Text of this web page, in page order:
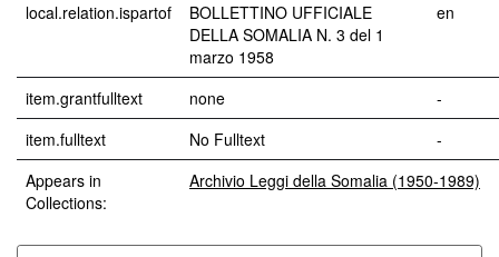
local.relation.ispartof
BOLLETTINO UFFICIALE
DELLA SOMALIA N. 3 del 1
marzo 1958
en
item.grantfulltext none
-
item.fulltext
No Fulltext
-
Appears in
Collections:
Archivio Leggi della Somalia (1950-1989)